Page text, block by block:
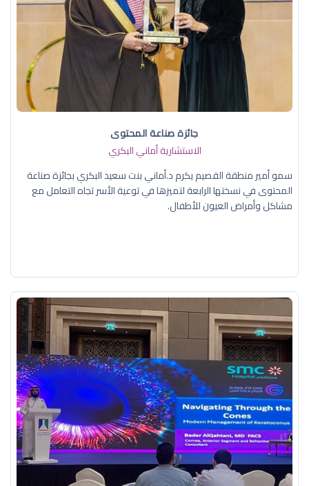
جائزة صناعة المحتوى
الاستشارية أماني البكري
سمو أمير منطقة القصيم يكرم د.أماني بنت سعيد البكري بجائزة صناعة
المحتوى في نسختها الرابعة لتميزها في توعية الأسر تجاه التعامل مع
مشاكل وأمراض العيون للأطفال.